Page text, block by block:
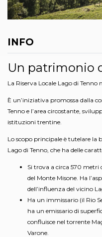
INFO
Un patrimonio
La Riserva Locale Lago di Tenno
È un’iniziativa promossa dalla
Tenno e l’area circostante,
istituzioni trentine.
Lo scopo principale è tutelare la
Lago di Tenno, che ha delle
Si trova a circa 570 metri
del Monte Misone. Ha
dell’influenza del vicino
Ha un immissario (il Rio
ha un emissario di
confluisce nel torrente
Varone.